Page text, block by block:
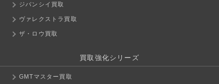
ジバンシイ買取
ヴァレクストラ買取
ザ・ロウ買取
買取強化シリーズ
GMTマスター買取